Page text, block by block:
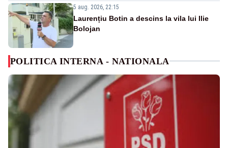
5 aug. 2026, 22:15
Laurențiu Botin a descins la vila lui Ilie
Bolojan
POLITICA INTERNA - NATIONALA